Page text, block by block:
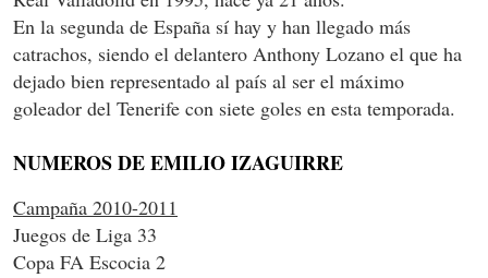
En la segunda de España sí hay y han llegado más
catrachos, siendo el delantero Anthony Lozano el que ha
dejado bien representado al país al ser el máximo
goleador del Tenerife con siete goles en esta temporada.
NUMEROS DE EMILIO IZAGUIRRE
Campaña 2010-2011
Juegos de Liga 33
Copa FA Escocia 2